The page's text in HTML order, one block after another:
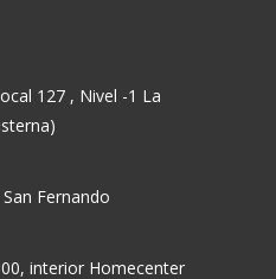
127 , Nivel -1 La
Fernando
interior Homecenter